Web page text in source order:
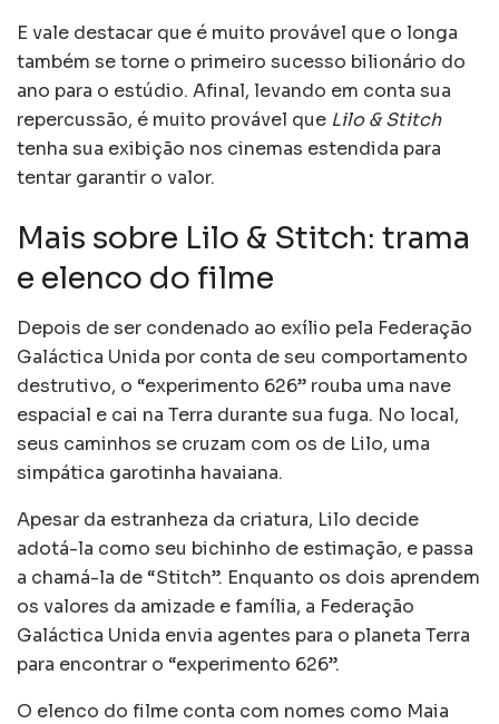
E vale destacar que é muito provável que o longa
também se torne o primeiro sucesso bilionário do
ano para o estúdio. Afinal, levando em conta sua
repercussão, é muito provável que Lilo & Stitch
tenha sua exibição nos cinemas estendida para
tentar garantir o valor.
Mais sobre Lilo & Stitch: trama
e elenco do filme
Depois de ser condenado ao exílio pela Federação
Galáctica Unida por conta de seu comportamento
destrutivo, o “experimento 626” rouba uma nave
espacial e cai na Terra durante sua fuga. No local,
seus caminhos se cruzam com os de Lilo, uma
simpática garotinha havaiana.
Apesar da estranheza da criatura, Lilo decide
adotá-la como seu bichinho de estimação, e passa
a chamá-la de “Stitch”. Enquanto os dois aprendem
os valores da amizade e família, a Federação
Galáctica Unida envia agentes para o planeta Terra
para encontrar o “experimento 626”.
O elenco do filme conta com nomes como Maia